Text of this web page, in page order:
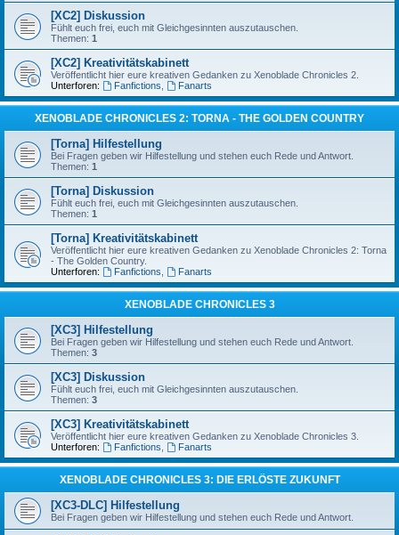
[XC2] Diskussion
Fühlt euch frei, euch mit Gleichgesinnten auszutauschen.
Themen: 1
[XC2] Kreativitätskabinett
Veröffentlicht hier eure kreativen Gedanken zu Xenoblade Chronicles 2.
Unterforen:
Fanfictions Fanarts
XENOBLADE CHRONICLES 2: TORNA - THE GOLDEN COUNTRY
[Torna] Hilfestellung
Bei Fragen geben wir Hilfestellung und stehen euch Rede und Antwort.
Themen: 1
[Torna] Diskussion
Fühlt euch frei, euch mit Gleichgesinnten auszutauschen.
Themen: 1
[Torna] Kreativitätskabinett
Veröffentlicht hier eure kreativen Gedanken zu Xenoblade Chronicles 2: Torna
- The Golden Country.
Unterforen:
Fanfictions Fanarts
XENOBLADE CHRONICLES 3
[XC3] Hilfestellung
Bei Fragen geben wir Hilfestellung und stehen euch Rede und Antwort.
Themen: 3
[XC3] Diskussion
Fühlt euch frei, euch mit Gleichgesinnten auszutauschen.
Themen: 3
[XC3] Kreativitätskabinett
Veröffentlicht hier eure kreativen Gedanken zu Xenoblade Chronicles 3.
Unterforen:
Fanfictions Fanarts
XENOBLADE CHRONICLES 3: DIE ERLÖSTE ZUKUNFT
[XC3-DLC] Hilfestellung
Bei Fragen geben wir Hilfestellung und stehen euch Rede und Antwort.